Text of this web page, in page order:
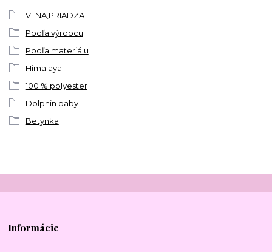
VLNA,PRIADZA
Podľa výrobcu
Podľa materiálu
Himalaya
100 % polyester
Dolphin baby
Betynka
Informácie